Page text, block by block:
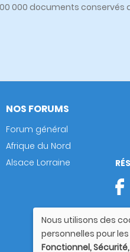
000 documents conservés
NOS FORUMS
Forum général
Afrique du Nord
Alsace Lorraine
Utilisation
des
Nous utilisons des
personnelles pour
Fonctionnel,